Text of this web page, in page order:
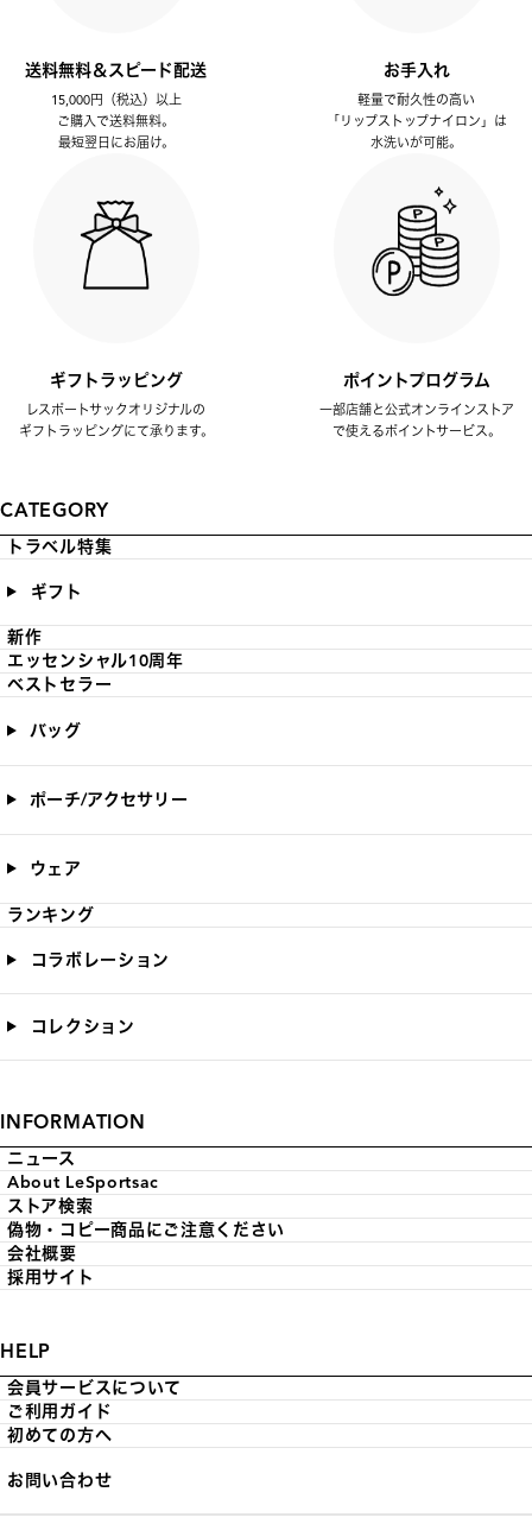
送料無料＆スピード配送
15,000円（税込）以上
ご購入で送料無料。
最短翌日にお届け。
お手入れ
軽量で耐久性の高い
「リップストップナイロン」は
水洗いが可能。
ギフトラッピング
レスポートサックオリジナルの
ギフトラッピングにて承ります。
ポイントプログラム
一部店舗と公式オンラインストア
で使えるポイントサービス。
CATEGORY
トラベル特集
ギフト
新作
エッセンシャル10周年
ベストセラー
バッグ
ポーチ/アクセサリー
ウェア
ランキング
コラボレーション
コレクション
INFORMATION
ニュース
About LeSportsac
ストア検索
偽物・コピー商品にご注意ください
会社概要
採用サイト
HELP
会員サービスについて
ご利用ガイド
初めての方へ
お問い合わせ